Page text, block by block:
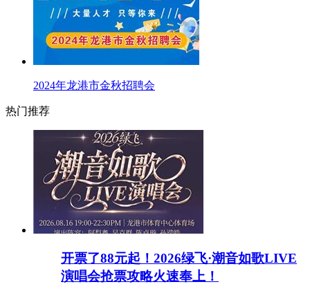
2024年龙港市金秋招聘会
热门推荐
开票了88元起！2026绿飞·潮音如歌LIVE
演唱会抢票攻略火速奉上！